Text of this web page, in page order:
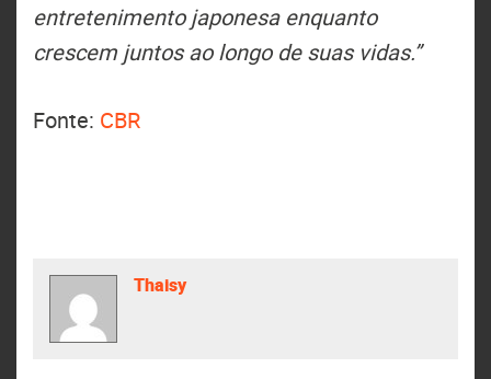
entretenimento japonesa enquanto
crescem juntos ao longo de suas vidas.”
Fonte: CBR
Thaisy